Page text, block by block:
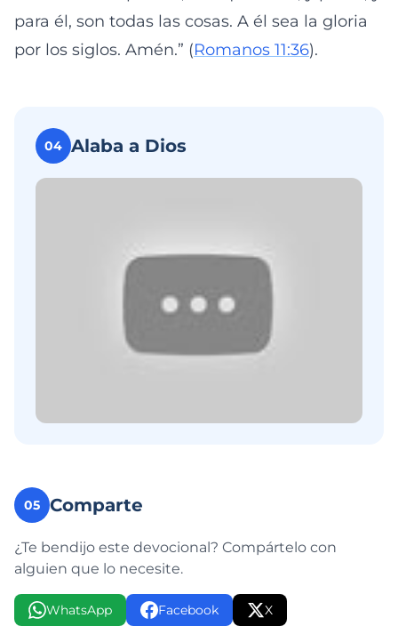
para él, son todas las cosas. A él sea la gloria
por los siglos. Amén.” (Romanos 11:36).
04 Alaba a Dios
05 Comparte
¿Te bendijo este devocional? Compártelo con
alguien que lo necesite.
WhatsApp Facebook X